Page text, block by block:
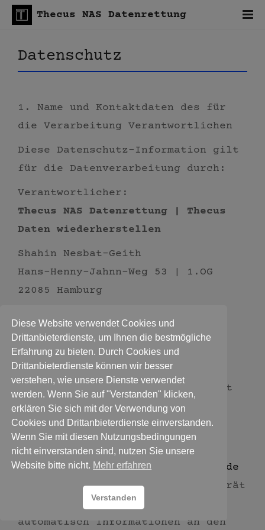
Thecus NAS Datenrettung
Datenschutz
1. Name und Kontaktdaten des für
die Verarbeitung Verantwortlichen
Diese Datenschutz-Information gilt
für die Datenverarbeitung durch:
Verantwortlicher:
Thecus NAS Datenrettung | Thecus
Daten wiederherstellen
Shahin Nesbat-Geith
Hans-Henny-Jahnn-Weg 53 | 1.OG
22085 Hamburg
0178 3376232
info@datenrettung.hamburg
2. Erhebung und Speicherung
personenbezogener Daten sowie Art
und Zweck von deren Verwendung
a) Beim Besuch der Website
Beim Aufrufen unserer Website
https://thecus-nas-datenrettung.de
werden durch den auf Ihrem Endgerät
zum Einsatz kommenden Browser
automatisch Informationen an den
Diese Website verwendet Cookies und
Drittanbieterdienste, um Ihnen die bestmögliche
Erfahrung zu bieten. Durch Cookies und
Drittanbieterdienste können wir besser
verstehen, wie unsere Dienste verwendet
werden. Wenn Sie auf "Verstanden" klicken,
erklären Sie sich mit der Verwendung von
Cookies und Drittanbieterdienste einverstanden.
Wenn Sie mit diesen Nutzungsbedingungen
nicht einverstanden sind, nutzen Sie unsere
Website bitte nicht. Mehr erfahren
Verstanden